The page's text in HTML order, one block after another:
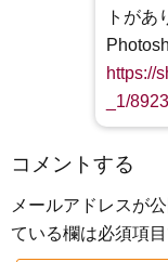
トがあ
https://
_1/
コメントする
メールアドレスが
ている欄は必須項